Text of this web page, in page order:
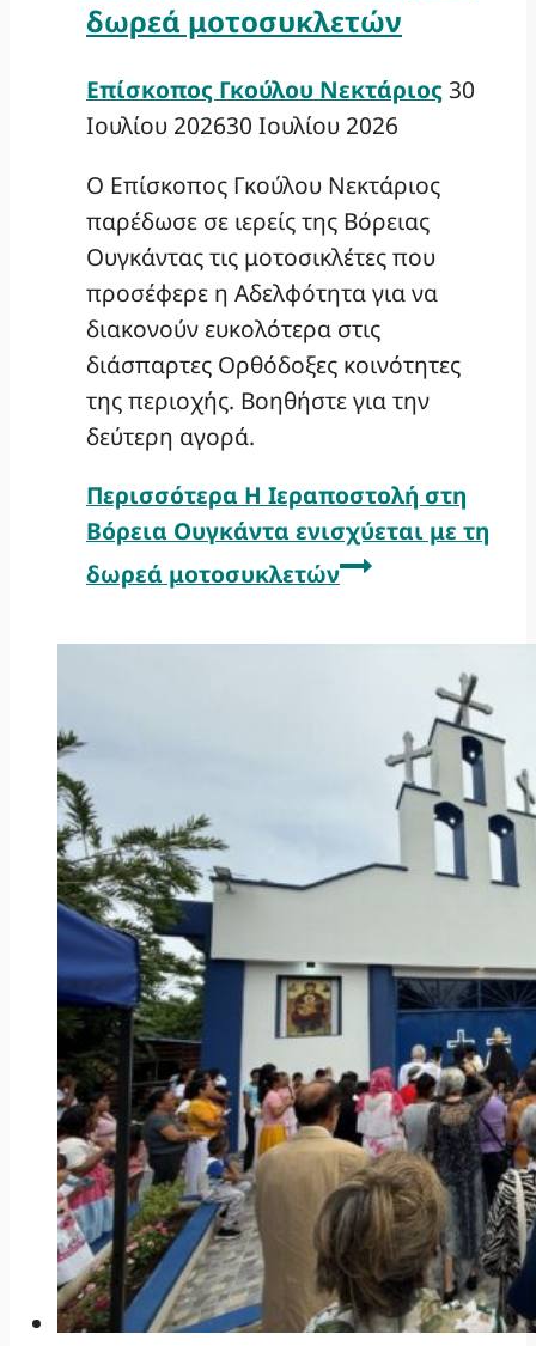
δωρεά μοτοσυκλετών
Επίσκοπος Γκούλου Νεκτάριος30
Ιουλίου 202630 Ιουλίου 2026
Ο Επίσκοπος Γκούλου Νεκτάριος
παρέδωσε σε ιερείς της Βόρειας
Ουγκάντας τις μοτοσικλέτες που
προσέφερε η Αδελφότητα για να
διακονούν ευκολότερα στις
διάσπαρτες Ορθόδοξες κοινότητες
της περιοχής. Βοηθήστε για την
δεύτερη αγορά.
Περισσότερα Η Ιεραποστολή στη
Βόρεια Ουγκάντα ενισχύεται με τη
δωρεά μοτοσυκλετών